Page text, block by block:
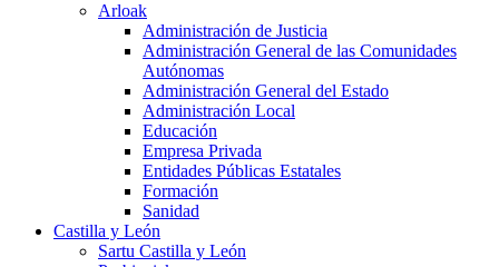
Arloak
Administración de Justicia
Administración General de las Comunidades
Autónomas
Administración General del Estado
Administración Local
Educación
Empresa Privada
Entidades Públicas Estatales
Formación
Sanidad
Castilla y León
Sartu Castilla y León